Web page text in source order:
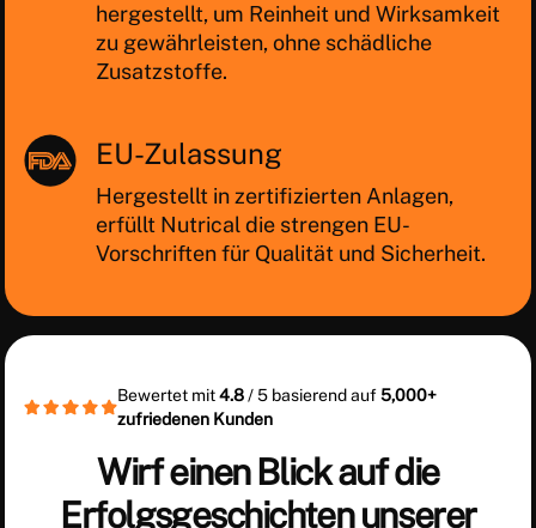
hergestellt, um Reinheit und Wirksamkeit
zu gewährleisten, ohne schädliche
Zusatzstoffe.
EU-Zulassung
Hergestellt in zertifizierten Anlagen,
erfüllt Nutrical die strengen EU-
Vorschriften für Qualität und Sicherheit.
Bewertet mit4.8/ 5 basierend auf5,000+
zufriedenen Kunden
Wirf einen Blick auf die
Erfolgsgeschichten unserer